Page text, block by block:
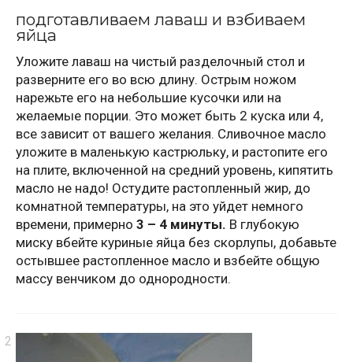
подготавливаем лаваш и взбиваем
яйца
Уложите лаваш на чистый разделочный стол и
разверните его во всю длину. Острым ножом
нарежьте его на небольшие кусочки или на
желаемые порции. Это может быть 2 куска или 4,
все зависит от вашего желания. Сливочное масло
уложите в маленькую кастрюльку, и растопите его
на плите, включенной на средний уровень, кипятить
масло не надо! Остудите растопленный жир, до
комнатной температуры, на это уйдет немного
времени, примерно 3 – 4 минуты. В глубокую
миску вбейте куриные яйца без скорлупы, добавьте
остывшее растопленное масло и взбейте общую
массу венчиком до однородности.